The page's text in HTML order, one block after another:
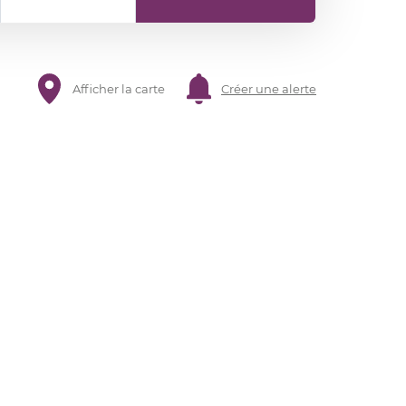
Afficher la carte Créer une alerte